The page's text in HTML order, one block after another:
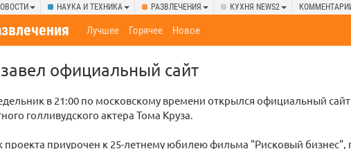
НАУКА И ТЕХНИКА РАЗВЛЕЧЕНИЯ КУХНЯ NEWS2
Лучшее Горячее Новое
официальный сайт
в 21:00 по московскому времени открылся официальный сайт
голливудского актера Тома Круза.
проекта приурочен к 25-летнему юбилею фильма "Рисковый бизнес",